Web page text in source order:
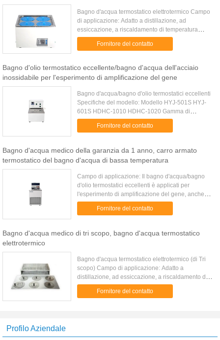
Bagno d'acqua termostatico elettrotermico Campo
di applicazione: Adatto a distillazione, ad
essiccazione, a riscaldamento di temperatura
costante e di concentrazione dei prodotti chimici, a
prodotti biologici, ...
Fornitore del contatto
Bagno d'olio termostatico eccellente/bagno d'acqua dell'acciaio
inossidabile per l'esperimento di amplificazione del gene
Bagno d'acqua/bagno d'olio termostatici eccellenti
Specifiche del modello: Modello HYJ-501S HYJ-
601S HDHC-1010 HDHC-1020 Gamma di
temperature RT+5℃-95℃ RT+5℃-300℃ RT-
10℃-99℃ RT-20℃-99℃ Modo di raffreddamento
Fornitore del contatto
Bagno d'acqua medico della garanzia da 1 anno, carro armato
termostatico del bagno d'acqua di bassa temperatura
Campo di applicazione: Il bagno d'acqua/bagno
d'olio termostatici eccellenti è applicati per
l'esperimento di amplificazione del gene, anche
per gli esperimenti della temperatura costante ed il
riscaldamento ...
Fornitore del contatto
Bagno d'acqua medico di tri scopo, bagno d'acqua termostatico
elettrotermico
Bagno d'acqua termostatico elettrotermico (di Tri
scopo) Campo di applicazione: Adatto a
distillazione, ad essiccazione, a riscaldamento di
temperatura costante e di concentrazione dei
prodotti chimici, a ...
Fornitore del contatto
Profilo Aziendale